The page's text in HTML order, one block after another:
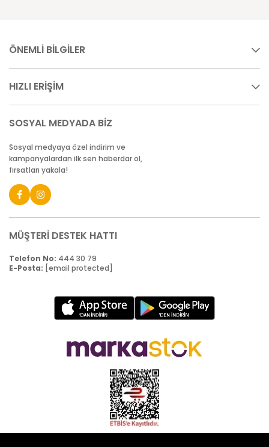
ÖNEMLİ BİLGİLER
HIZLI ERİŞİM
SOSYAL MEDYADA BİZ
Sosyal medyaya özel indirim ve
kampanyalardan ilk sen haberdar ol,
fırsatları yakala!
MÜŞTERİ DESTEK HATTI
Telefon No: 444 30 79
E-Posta: [email protected]